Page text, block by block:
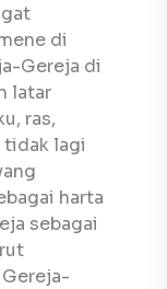
di
Gereja di
latar
ras,
tidak lagi
harta
sebagai